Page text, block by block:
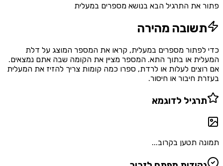
פתור את התרגיל הבא בנושא מספרים במעלית
תשובה מהירה
כדי לפתור מספרים במעלית, קראו את המספר המוצג על דלת
המעלית או בתוך התא. המספר מציין את הקומה שבה אתם נמצאים.
אם רוצים לעלות או לרדת, ספרו כמה קומות צריך להזיז את המעלית
בעזרת חיבור או חיסור.
תרגיל לדוגמא
תמונה תטען בקרוב...